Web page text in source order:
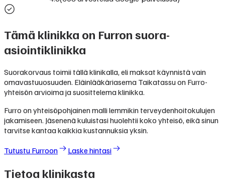
Tämä klinikka on Furron suora-
asiointiklinikka
Suorakorvaus toimii tällä klinikalla, eli maksat käynnistä vain
omavastuuosuuden. Eläinlääkäriasema Taikatassu on Furro-
yhteisön arvioima ja suosittelema klinikka.
Furro on yhteisöpohjainen malli lemmikin terveydenhoitokulujen
jakamiseen. Jäsenenä kuluistasi huolehtii koko yhteisö, eikä sinun
tarvitse kantaa kaikkia kustannuksia yksin.
Tutustu Furroon
Laske hintasi
Tietoa klinikasta